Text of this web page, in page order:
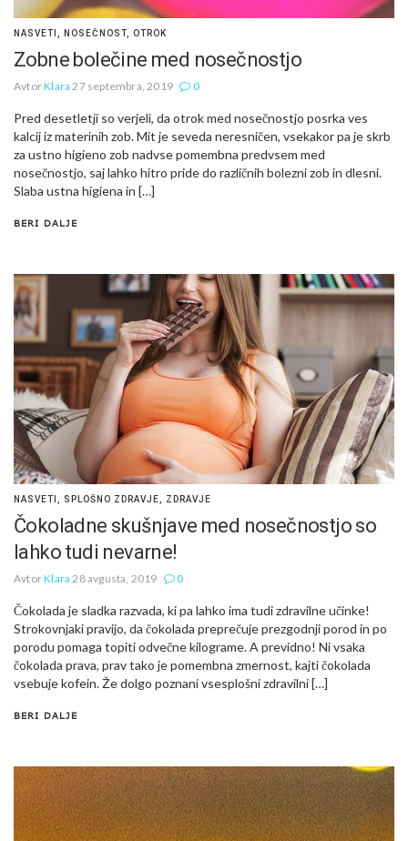
NASVETI NOSEČNOST, OTROK
Zobne bolečine med nosečnostjo
AvtorKlara 27 septembra, 2019 0
Pred desetletji so verjeli, da otrok med nosečnostjo posrka ves
kalcij iz materinih zob. Mit je seveda neresničen, vsekakor pa je skrb
za ustno higieno zob nadvse pomembna predvsem med
nosečnostjo, saj lahko hitro pride do različnih bolezni zob in dlesni.
Slaba ustna higiena in […]
BERI DALJE
NASVETI SPLOŠNO ZDRAVJE ZDRAVJE
Čokoladne skušnjave med nosečnostjo so
lahko tudi nevarne!
AvtorKlara 28 avgusta, 2019 0
Čokolada je sladka razvada, ki pa lahko ima tudi zdravilne učinke!
Strokovnjaki pravijo, da čokolada preprečuje prezgodnji porod in po
porodu pomaga topiti odvečne kilograme. A previdno! Ni vsaka
čokolada prava, prav tako je pomembna zmernost, kajti čokolada
vsebuje kofein. Že dolgo poznani vsesplošni zdravilni […]
BERI DALJE